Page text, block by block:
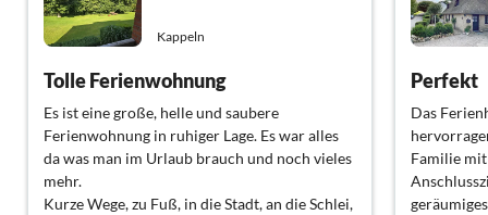
Kappeln
Tolle Ferienwohnung
Es ist eine große, helle und saubere
Ferienwohnung in ruhiger Lage. Es war alles
da was man im Urlaub brauch und noch vieles
mehr.
Kurze Wege, zu Fuß, in die Stadt, an die Schlei,
Perfekt
Das
Familie